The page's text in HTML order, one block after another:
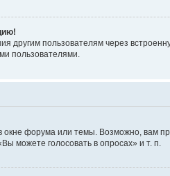
другим пользователям через
пользователями.
форума или темы. Возможно, вам
можете голосовать в опросах» и т. п.